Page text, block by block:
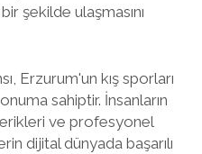
şekilde ulaşmasını
Erzurum'un kış sporları
sahiptir. İnsanların
ve profesyonel
dijital dünyada başarılı